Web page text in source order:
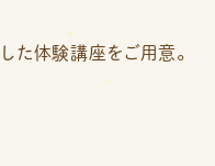
た体験講座をご用意。